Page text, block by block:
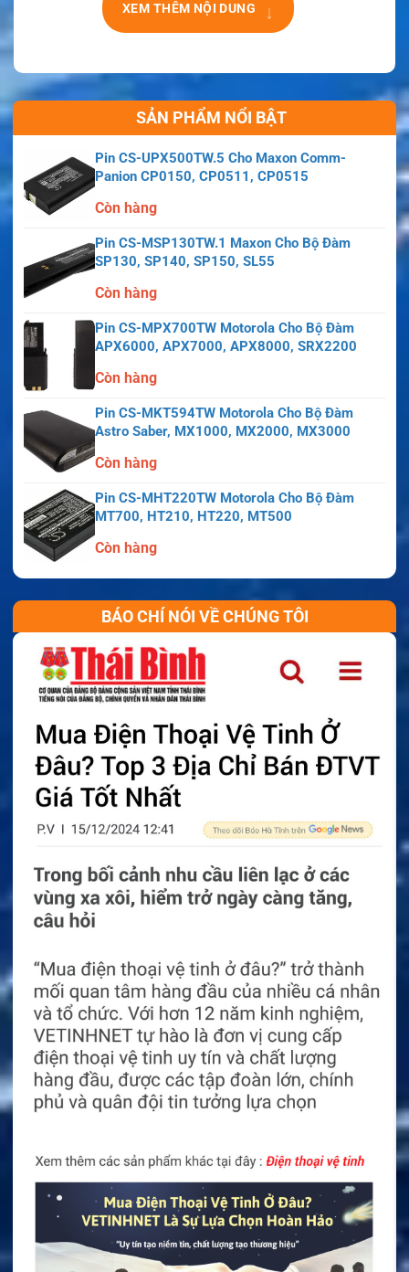
XEM THÊM NỘI DUNG ↓
SẢN PHẨM NỔI BẬT
Pin CS-UPX500TW.5 Cho Maxon Comm-
Panion CP0150, CP0511, CP0515
Còn hàng
Pin CS-MSP130TW.1 Maxon Cho Bộ Đàm
SP130, SP140, SP150, SL55
Còn hàng
Pin CS-MPX700TW Motorola Cho Bộ Đàm
APX6000, APX7000, APX8000, SRX2200
Còn hàng
Pin CS-MKT594TW Motorola Cho Bộ Đàm
Astro Saber, MX1000, MX2000, MX3000
Còn hàng
Pin CS-MHT220TW Motorola Cho Bộ Đàm
MT700, HT210, HT220, MT500
Còn hàng
BÁO CHÍ NÓI VỀ CHÚNG TÔI